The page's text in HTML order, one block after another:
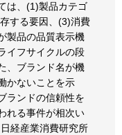
は、(1)製品カテゴ
する要因、(3)消費
製品の品質表示機
イフサイクルの段
、ブランド名が機
かないことを示
ランドの信頼性を
れる事件が相次い
経産業消費研究所